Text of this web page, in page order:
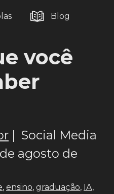
Blog
você
| Social Media
agosto de
, ensino, graduação, IA,